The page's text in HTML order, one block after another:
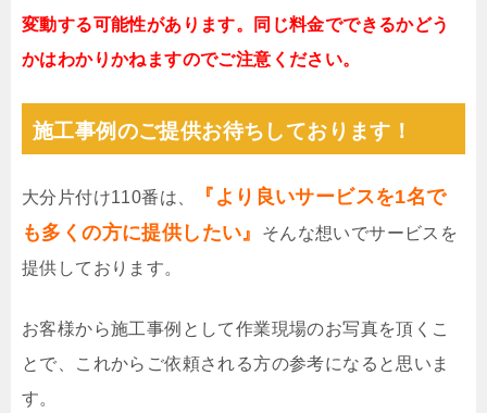
変動する可能性があります。同じ料金でできるかどう
かはわかりかねますのでご注意ください。
施工事例のご提供お待ちしております！
大分片付け110番は、
『より良いサービスを1名で
も多くの方に提供したい』
そんな想いでサービスを
提供しております。
お客様から施工事例として作業現場のお写真を頂くこ
とで、これからご依頼される方の参考になると思いま
す。